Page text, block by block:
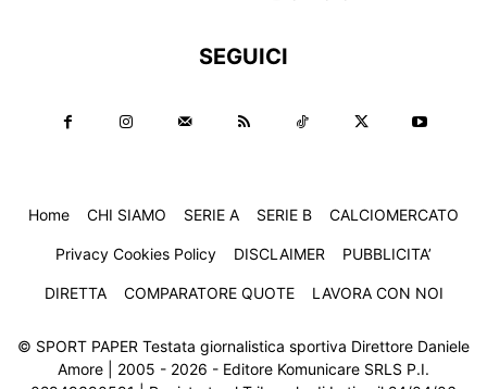
SEGUICI
Home CHI SIAMO SERIE A SERIE B CALCIOMERCATO
Privacy Cookies Policy DISCLAIMER PUBBLICITA’
DIRETTA COMPARATORE QUOTE LAVORA CON NOI
© SPORT PAPER Testata giornalistica sportiva Direttore Daniele
Amore | 2005 - 2026 - Editore Komunicare SRLS P.I.